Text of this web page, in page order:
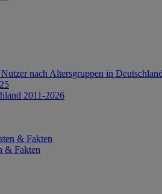
nach Altersgruppen in
2011-2026
& Fakten
& Fakten